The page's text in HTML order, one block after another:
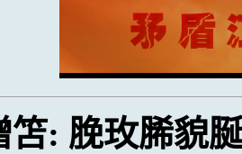
笘: 脕玫脪貌